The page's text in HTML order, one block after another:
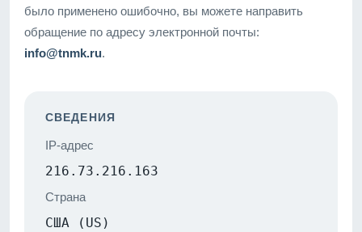
было применено ошибочно, вы можете направить
обращение по адресу электронной почты:
info@tnmk.ru.
СВЕДЕНИЯ
IP-адрес
216.73.216.163
Страна
США (US)